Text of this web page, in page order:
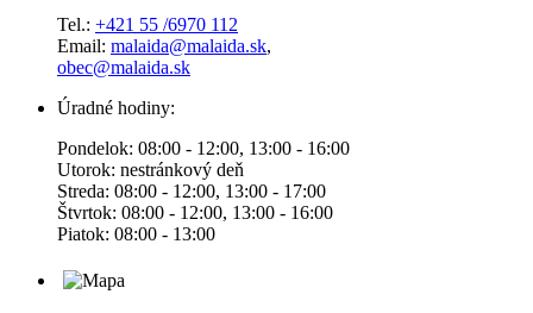
Tel.: +421 55 /6970 112
Email: malaida@malaida.sk,
obec@malaida.sk
Úradné hodiny:
Pondelok: 08:00 - 12:00, 13:00 - 16:00
Utorok: nestránkový deň
Streda: 08:00 - 12:00, 13:00 - 17:00
Štvrtok: 08:00 - 12:00, 13:00 - 16:00
Piatok: 08:00 - 13:00